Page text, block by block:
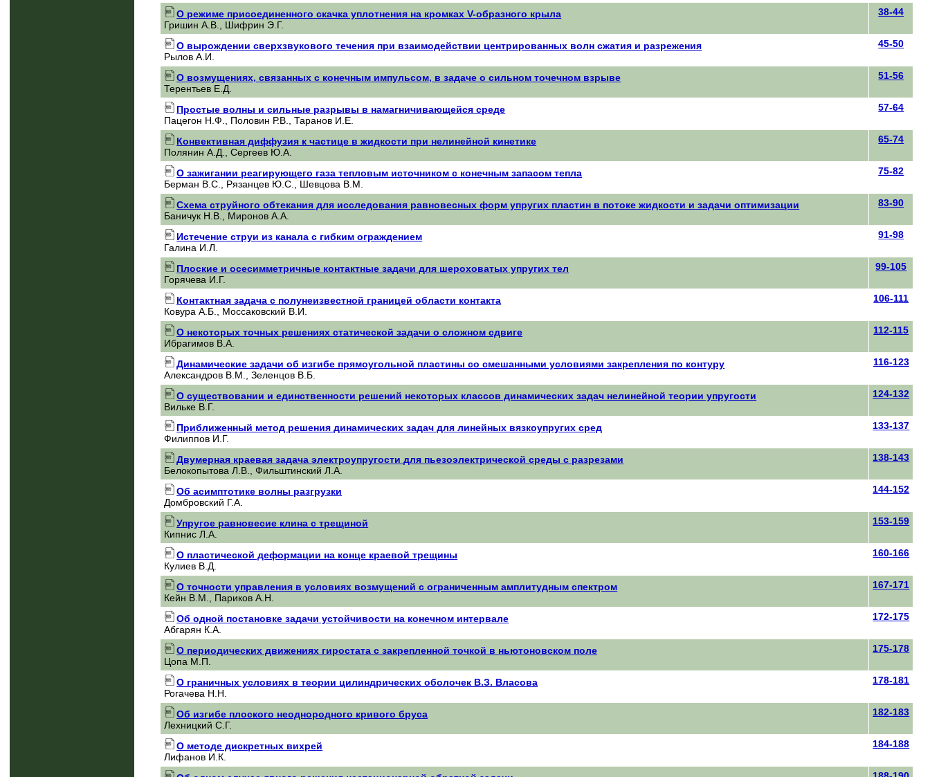
О режиме присоединенного скачка уплотнения на кромках V-образного крыла
Гришин А.В., Шифрин Э.Г.
38-44
О вырождении сверхзвукового течения при взаимодействии центрированных волн сжатия и разрежения
Рылов А.И.
45-50
О возмущениях, связанных с конечным импульсом, в задаче о сильном точечном взрыве
Терентьев Е.Д.
51-56
Простые волны и сильные разрывы в намагничивающейся среде
Пацегон Н.Ф., Половин Р.В., Таранов И.Е.
57-64
Конвективная диффузия к частице в жидкости при нелинейной кинетике
Полянин А.Д., Сергеев Ю.А.
65-74
О зажигании реагирующего газа тепловым источником с конечным запасом тепла
Берман В.С., Рязанцев Ю.С., Шевцова В.М.
75-82
Схема струйного обтекания для исследования равновесных форм упругих пластин в потоке жидкости и задачи оптимизации
Баничук Н.В., Миронов А.А.
83-90
Истечение струи из канала с гибким ограждением
Галина И.Л.
91-98
Плоские и осесимметричные контактные задачи для шероховатых упругих тел
Горячева И.Г.
99-105
Контактная задача с полунеизвестной границей области контакта
Ковура А.Б., Моссаковский В.И.
106-111
О некоторых точных решениях статической задачи о сложном сдвиге
Ибрагимов В.А.
112-115
Динамические задачи об изгибе прямоугольной пластины со смешанными условиями закрепления по контуру
Александров В.М., Зеленцов В.Б.
116-123
О существовании и единственности решений некоторых классов динамических задач нелинейной теории упругости
Вильке В.Г.
124-132
Приближенный метод решения динамических задач для линейных вязкоупругих сред
Филиппов И.Г.
133-137
Двумерная краевая задача электроупругости для пьезоэлектрической среды с разрезами
Белокопытова Л.В., Фильштинский Л.А.
138-143
Об асимптотике волны разгрузки
Домбровский Г.А.
144-152
Упругое равновесие клина с трещиной
Кипнис Л.А.
153-159
О пластической деформации на конце краевой трещины
Кулиев В.Д.
160-166
О точности управления в условиях возмущений с ограниченным амплитудным спектром
Кейн В.М., Париков А.Н.
167-171
Об одной постановке задачи устойчивости на конечном интервале
Абгарян К.А.
172-175
О периодических движениях гиростата с закрепленной точкой в ньютоновском поле
Цопа М.П.
175-178
О граничных условиях в теории цилиндрических оболочек В.З. Власова
Рогачева Н.Н.
178-181
Об изгибе плоского неоднородного кривого бруса
Лехницкий С.Г.
182-183
О методе дискретных вихрей
Лифанов И.К.
184-188